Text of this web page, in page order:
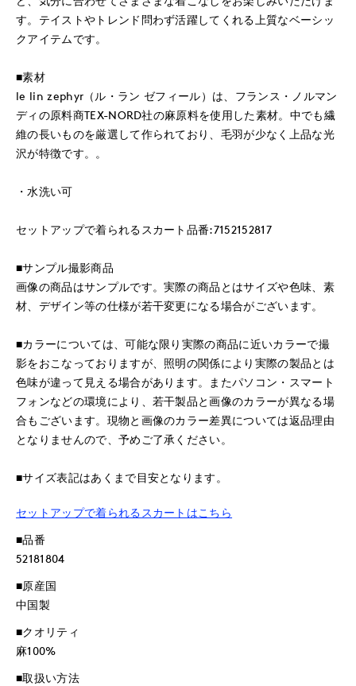
す。テイストやトレンド問わず活躍してくれる上質なベーシッ
クアイテムです。
■素材
le lin zephyr（ル・ラン ゼフィール）は、フランス・ノルマン
ディの原料商TEX-NORD社の麻原料を使用した素材。中でも繊
維の長いものを厳選して作られており、毛羽が少なく上品な光
沢が特徴です。。
・水洗い可
セットアップで着られるスカート品番:7152152817
■サンプル撮影商品
画像の商品はサンプルです。実際の商品とはサイズや色味、素
材、デザイン等の仕様が若干変更になる場合がございます。
■カラーについては、可能な限り実際の商品に近いカラーで撮
影をおこなっておりますが、照明の関係により実際の製品とは
色味が違って見える場合があります。またパソコン・スマート
フォンなどの環境により、若干製品と画像のカラーが異なる場
合もございます。現物と画像のカラー差異については返品理由
となりませんので、予めご了承ください。
■サイズ表記はあくまで目安となります。
セットアップで着られるスカートはこちら
■品番
52181804
■原産国
中国製
■クオリティ
麻100%
■取扱い方法